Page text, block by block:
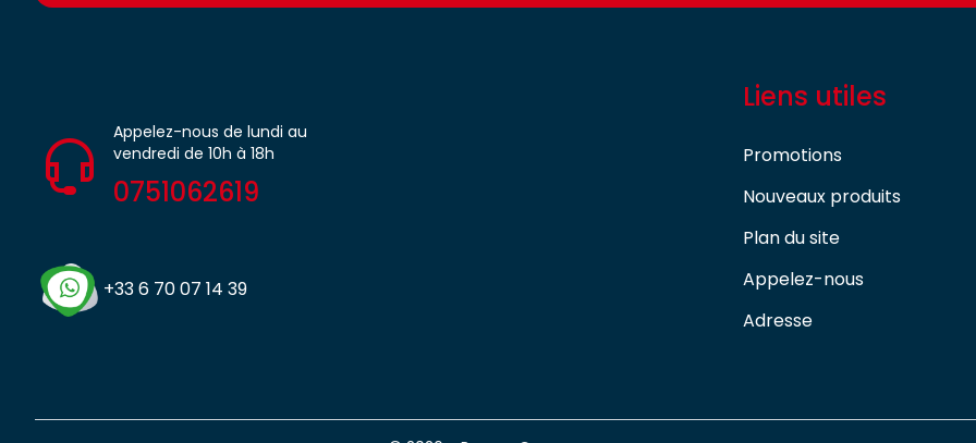
Appelez-nous de lundi au
vendredi de 10h à 18h
0751062619
+33 6 70 07 14 39
Liens utiles
Promotions
Nouveaux produits
Plan du site
Appelez-nous
Adresse